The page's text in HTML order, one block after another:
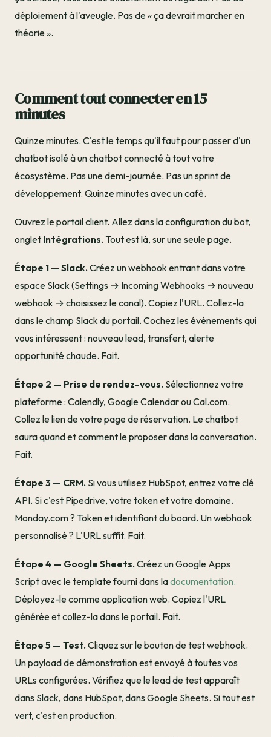
déploiement à l'aveugle. Pas de « ça devrait marcher en
théorie ».
Comment tout connecter en 15
minutes
Quinze minutes. C'est le temps qu'il faut pour passer d'un
chatbot isolé à un chatbot connecté à tout votre
écosystème. Pas une demi-journée. Pas un sprint de
développement. Quinze minutes avec un café.
Ouvrez le portail client. Allez dans la configuration du bot,
onglet Intégrations. Tout est là, sur une seule page.
Étape 1 — Slack. Créez un webhook entrant dans votre
espace Slack (Settings → Incoming Webhooks → nouveau
webhook → choisissez le canal). Copiez l'URL. Collez-la
dans le champ Slack du portail. Cochez les événements qui
vous intéressent : nouveau lead, transfert, alerte
opportunité chaude. Fait.
Étape 2 — Prise de rendez-vous. Sélectionnez votre
plateforme : Calendly, Google Calendar ou Cal.com.
Collez le lien de votre page de réservation. Le chatbot
saura quand et comment le proposer dans la conversation.
Fait.
Étape 3 — CRM. Si vous utilisez HubSpot, entrez votre clé
API. Si c'est Pipedrive, votre token et votre domaine.
Monday.com ? Token et identifiant du board. Un webhook
personnalisé ? L'URL suffit. Fait.
Étape 4 — Google Sheets. Créez un Google Apps
Script avec le template fourni dans ladocumentation.
Déployez-le comme application web. Copiez l'URL
générée et collez-la dans le portail. Fait.
Étape 5 — Test. Cliquez sur le bouton de test webhook.
Un payload de démonstration est envoyé à toutes vos
URLs configurées. Vérifiez que le lead de test apparaît
dans Slack, dans HubSpot, dans Google Sheets. Si tout est
vert, c'est en production.